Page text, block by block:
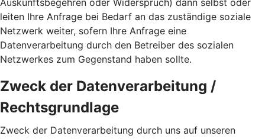
Auskunftsbegehren oder Widerspruch) dann selbst oder
leiten Ihre Anfrage bei Bedarf an das zuständige soziale
Netzwerk weiter, sofern Ihre Anfrage eine
Datenverarbeitung durch den Betreiber des sozialen
Netzwerkes zum Gegenstand haben sollte.
Zweck der Datenverarbeitung /
Rechtsgrundlage
Zweck der Datenverarbeitung durch uns auf unseren